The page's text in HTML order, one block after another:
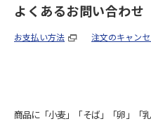
よくあるお問い合わせ
お支払い方法 注文のキャン
商品に「小麦」「そば」「卵」「